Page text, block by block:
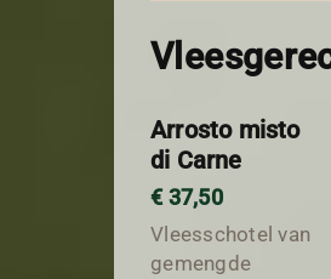
Arrosto misto
di Carne
€ 37,50
Vleesschotel van
gemengde